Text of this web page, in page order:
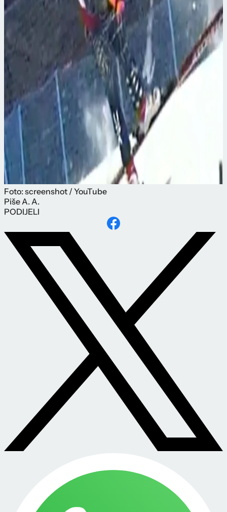
Foto: screenshot / YouTube
PišeA. A.
PODIJELI